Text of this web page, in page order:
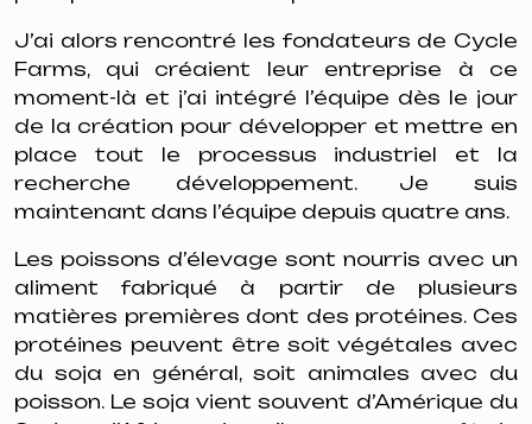
J’ai alors rencontré les fondateurs de Cycle
Farms, qui créaient leur entreprise à ce
moment-là et j’ai intégré l’équipe dès le jour
de la création pour développer et mettre en
place tout le processus industriel et la
recherche développement. Je suis
maintenant dans l’équipe depuis quatre ans.
Les poissons d’élevage sont nourris avec un
aliment fabriqué à partir de plusieurs
matières premières dont des protéines. Ces
protéines peuvent être soit végétales avec
du soja en général, soit animales avec du
poisson. Le soja vient souvent d’Amérique du